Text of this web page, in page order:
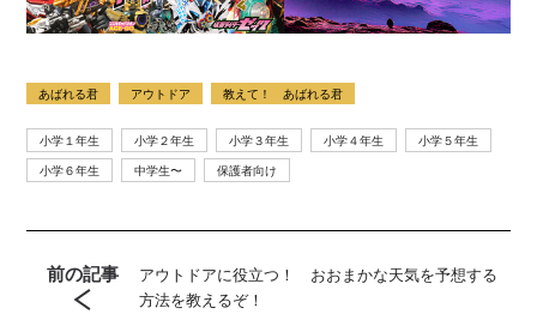
あばれる君 アウトドア 教えて！ あばれる君
小学１年生 小学２年生 小学３年生 小学４年生
小学５年生
小学６年生
中学生〜 保護者向け
前の記事
アウトドアに役立つ！ おおまかな天気を予想する
方法を教えるぞ！